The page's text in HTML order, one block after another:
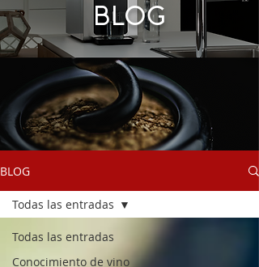
BLOG
BLOG
Todas las entradas
Conocimiento de vino
Todas las entradas